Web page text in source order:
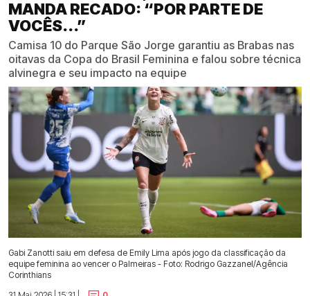
MANDA RECADO: “POR PARTE DE
VOCÊS...”
Camisa 10 do Parque São Jorge garantiu as Brabas nas
oitavas da Copa do Brasil Feminina e falou sobre técnica
alvinegra e seu impacto na equipe
Gabi Zanotti saiu em defesa de Emily Lima após jogo da classificação da
equipe feminina ao vencer o Palmeiras - Foto: Rodrigo Gazzanel/Agência
Corinthians